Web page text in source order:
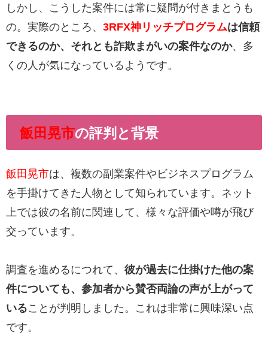
しかし、こうした案件には常に疑問が付きまとうも
の。実際のところ、 3RFX神リッチプログラムは信頼
できるのか、それとも詐欺まがいの案件なのか、多
くの人が気になっているようです。
飯田晃市の評判と背景
飯田晃市は、複数の副業案件やビジネスプログラム
を手掛けてきた人物として知られています。ネット
上では彼の名前に関連して、様々な評価や噂が飛び
交っています。
調査を進めるにつれて、 彼が過去に仕掛けた他の案
件についても、参加者から賛否両論の声が上がって
いることが判明しました。これは非常に興味深い点
です。